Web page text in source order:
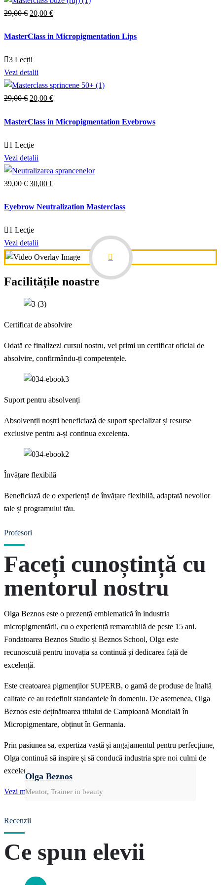
29,00 € Prețul
a
29,00 €.
20,00 €
este:
MasterClass in Micropigmentation Lips
3 Lecții
Vezi detalii
29,00 € Prețul
a
29,00 €.
20,00 €
este:
MasterClass in Micropigmentation Eyebrows
1 Lecţie
Vezi detalii
39,00 € Prețul
a
39,00 €.
30,00 €
este:
Eyebrow Neutralization Masterclass
1 Lecţie
Vezi detalii
Facilitățile noastre
Certificat de absolvire
Odată ce finalizezi cursul nostru, vei primi un certificat oficial de
absolvire, confirmându-ți competențele.
Suport pentru absolvenți
Absolvenții noștri beneficiază de suport specializat și resurse
exclusive pentru a-și continua excelența.
Învățare flexibilă
Beneficiază de o experiență de învățare flexibilă, adaptată nevoilor
tale și programului tău.
Faceți cunoștință cu
mentorul nostru
Profesori
Olga Beznos este o prezență emblematică în industria
micropigmentării, cu o experiență remarcabilă de peste 15 ani.
Fondatoarea Beznos Studio și Beznos School, Olga este
recunoscută pentru inovația sa continuă și dedicarea față de
excelență.
Este creatoarea pigmenților SUPERB, o gamă de produse de înaltă
calitate ce au redefinit standardele în domeniu. De asemenea, Olga
Beznos este deținătoarea titlului de Campioană Mondială în
Micropigmentare, obținut în Germania.
Prin pasiunea sa, expertiza vastă și angajamentul pentru perfecțiune,
Olga continuă să inspire și să conducă industria spre noi culmi de
excelență.
Vezi mai multe
Olga Beznos
Mentor, Trainer in beauty
Ce spun elevii
Recenzii